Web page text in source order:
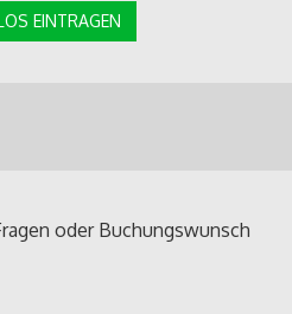
EINTRAGEN
oder Buchungswunsch